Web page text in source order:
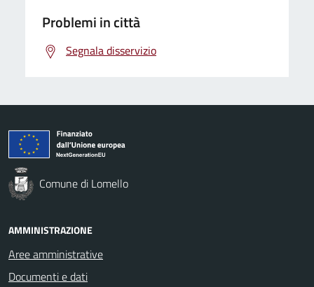
Problemi in città
Segnala disservizio
Comune di Lomello
AMMINISTRAZIONE
Aree amministrative
Documenti e dati